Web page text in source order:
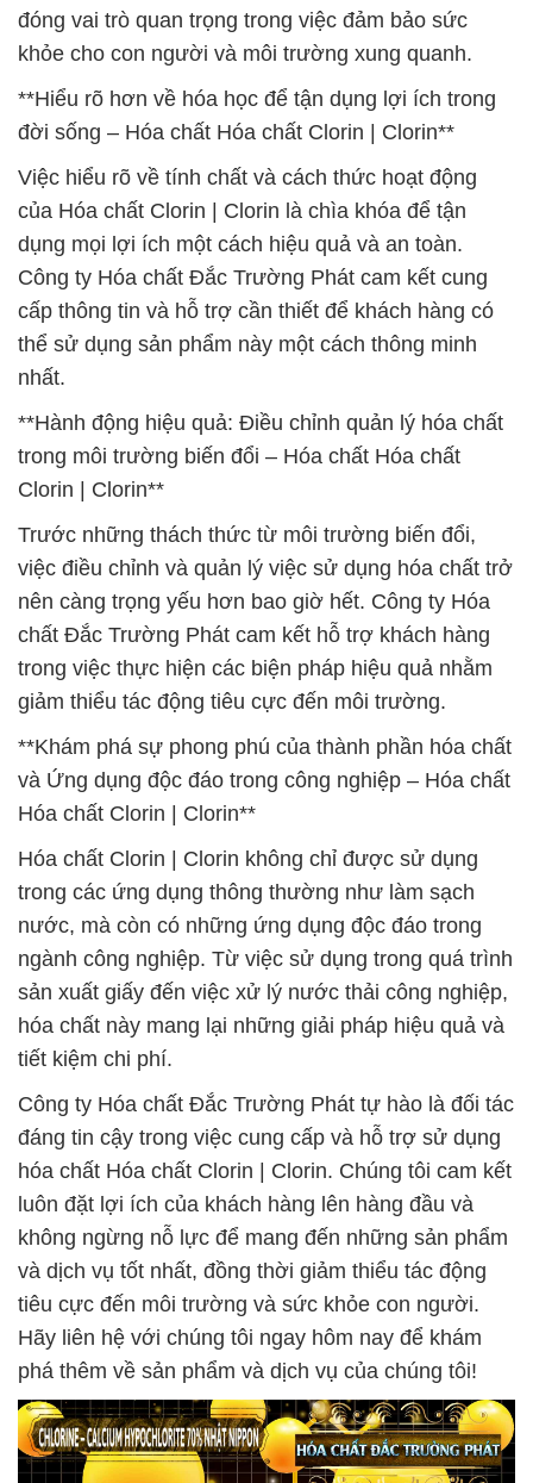
đóng vai trò quan trọng trong việc đảm bảo sức
khỏe cho con người và môi trường xung quanh.
**Hiểu rõ hơn về hóa học để tận dụng lợi ích trong
đời sống – Hóa chất Hóa chất Clorin | Clorin**
Việc hiểu rõ về tính chất và cách thức hoạt động
của Hóa chất Clorin | Clorin là chìa khóa để tận
dụng mọi lợi ích một cách hiệu quả và an toàn.
Công ty Hóa chất Đắc Trường Phát cam kết cung
cấp thông tin và hỗ trợ cần thiết để khách hàng có
thể sử dụng sản phẩm này một cách thông minh
nhất.
**Hành động hiệu quả: Điều chỉnh quản lý hóa chất
trong môi trường biến đổi – Hóa chất Hóa chất
Clorin | Clorin**
Trước những thách thức từ môi trường biến đổi,
việc điều chỉnh và quản lý việc sử dụng hóa chất trở
nên càng trọng yếu hơn bao giờ hết. Công ty Hóa
chất Đắc Trường Phát cam kết hỗ trợ khách hàng
trong việc thực hiện các biện pháp hiệu quả nhằm
giảm thiểu tác động tiêu cực đến môi trường.
**Khám phá sự phong phú của thành phần hóa chất
và Ứng dụng độc đáo trong công nghiệp – Hóa chất
Hóa chất Clorin | Clorin**
Hóa chất Clorin | Clorin không chỉ được sử dụng
trong các ứng dụng thông thường như làm sạch
nước, mà còn có những ứng dụng độc đáo trong
ngành công nghiệp. Từ việc sử dụng trong quá trình
sản xuất giấy đến việc xử lý nước thải công nghiệp,
hóa chất này mang lại những giải pháp hiệu quả và
tiết kiệm chi phí.
Công ty Hóa chất Đắc Trường Phát tự hào là đối tác
đáng tin cậy trong việc cung cấp và hỗ trợ sử dụng
hóa chất Hóa chất Clorin | Clorin. Chúng tôi cam kết
luôn đặt lợi ích của khách hàng lên hàng đầu và
không ngừng nỗ lực để mang đến những sản phẩm
và dịch vụ tốt nhất, đồng thời giảm thiểu tác động
tiêu cực đến môi trường và sức khỏe con người.
Hãy liên hệ với chúng tôi ngay hôm nay để khám
phá thêm về sản phẩm và dịch vụ của chúng tôi!